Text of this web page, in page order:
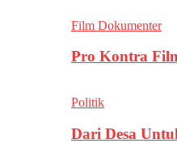
Film Dokumenter
Pro Kontra
Politik
Dari Desa